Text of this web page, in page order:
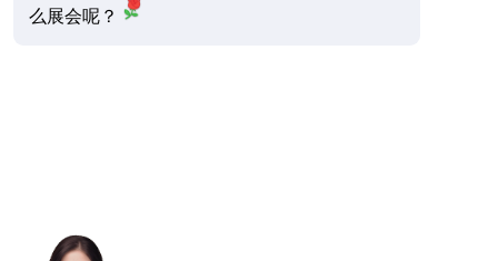
么展会呢？